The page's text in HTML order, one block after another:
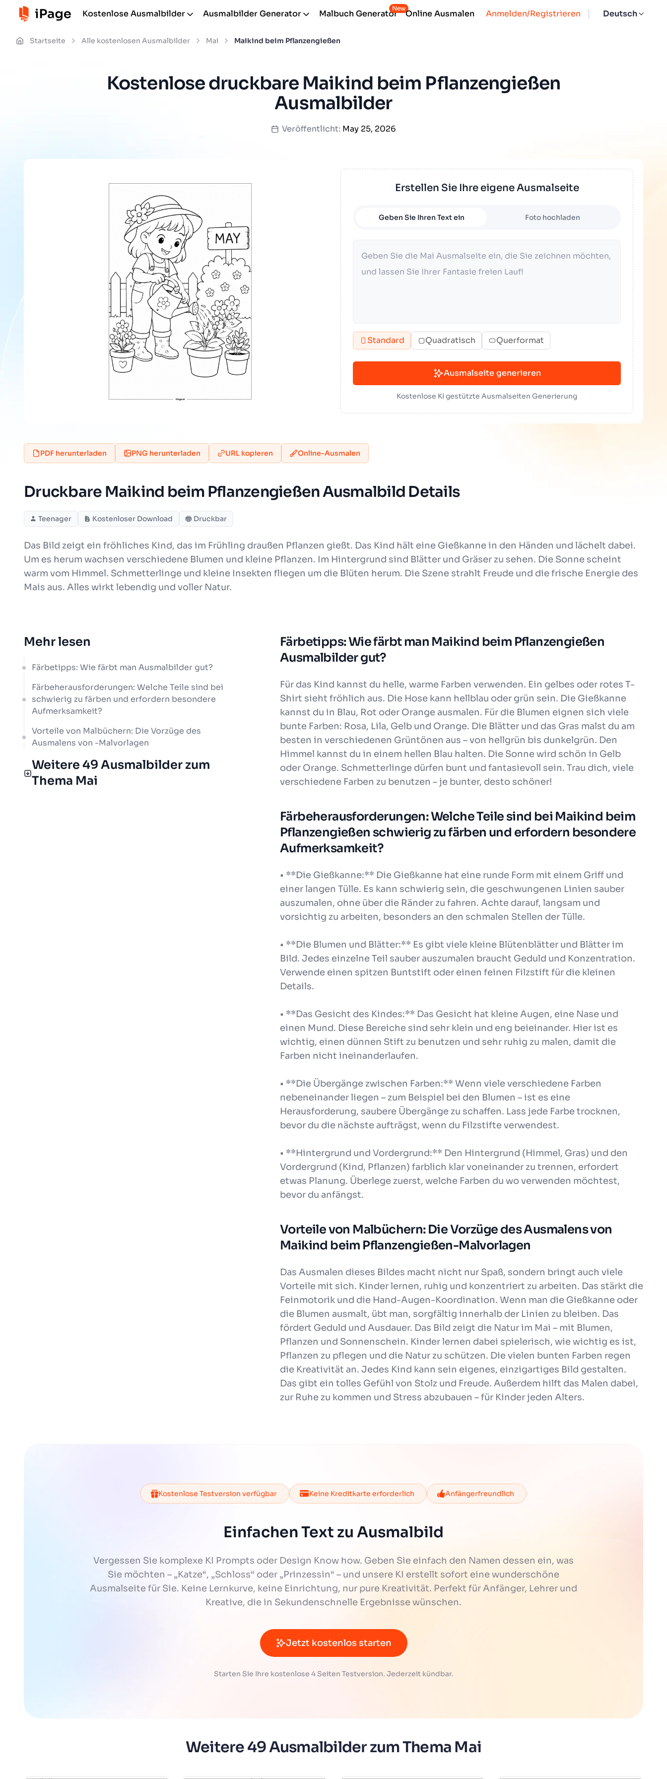
Anmelden/Registrieren Deutsch
Kostenlose Ausmalbilder Ausmalbilder Generator Malbuch Generator
New
Online Ausmalen
Startseite Alle kostenlosen Ausmalbilder Mai Maikind beim Pflanzengießen
Kostenlose druckbare Maikind beim Pflanzengießen
Ausmalbilder
Veröffentlicht: May 25, 2026
Erstellen Sie Ihre eigene Ausmalseite
Geben Sie Ihren Text ein Foto hochladen
Standard Quadratisch Querformat
Ausmalseite generieren
Kostenlose KI gestützte Ausmalseiten Generierung
PDF herunterladen PNG herunterladen URL kopieren Online-Ausmalen
Druckbare Maikind beim Pflanzengießen Ausmalbild Details
Teenager Kostenloser Download Druckbar
Das Bild zeigt ein fröhliches Kind, das im Frühling draußen Pflanzen gießt. Das Kind hält eine Gießkanne in den Händen und lächelt dabei.
Um es herum wachsen verschiedene Blumen und kleine Pflanzen. Im Hintergrund sind Blätter und Gräser zu sehen. Die Sonne scheint
warm vom Himmel. Schmetterlinge und kleine Insekten fliegen um die Blüten herum. Die Szene strahlt Freude und die frische Energie des
Mais aus. Alles wirkt lebendig und voller Natur.
Mehr lesen
Färbetipps: Wie färbt man Ausmalbilder gut?
Färbeherausforderungen: Welche Teile sind bei
schwierig zu färben und erfordern besondere
Aufmerksamkeit?
Vorteile von Malbüchern: Die Vorzüge des
Ausmalens von -Malvorlagen
Weitere 49 Ausmalbilder zum
Thema Mai
Färbetipps: Wie färbt man Maikind beim Pflanzengießen
Ausmalbilder gut?
Für das Kind kannst du helle, warme Farben verwenden. Ein gelbes oder rotes T-
Shirt sieht fröhlich aus. Die Hose kann hellblau oder grün sein. Die Gießkanne
kannst du in Blau, Rot oder Orange ausmalen. Für die Blumen eignen sich viele
bunte Farben: Rosa, Lila, Gelb und Orange. Die Blätter und das Gras malst du am
besten in verschiedenen Grüntönen aus – von hellgrün bis dunkelgrün. Den
Himmel kannst du in einem hellen Blau halten. Die Sonne wird schön in Gelb
oder Orange. Schmetterlinge dürfen bunt und fantasievoll sein. Trau dich, viele
verschiedene Farben zu benutzen – je bunter, desto schöner!
Färbeherausforderungen: Welche Teile sind bei Maikind beim
Pflanzengießen schwierig zu färben und erfordern besondere
Aufmerksamkeit?
• **Die Gießkanne:** Die Gießkanne hat eine runde Form mit einem Griff und
einer langen Tülle. Es kann schwierig sein, die geschwungenen Linien sauber
auszumalen, ohne über die Ränder zu fahren. Achte darauf, langsam und
vorsichtig zu arbeiten, besonders an den schmalen Stellen der Tülle.
• **Die Blumen und Blätter:** Es gibt viele kleine Blütenblätter und Blätter im
Bild. Jedes einzelne Teil sauber auszumalen braucht Geduld und Konzentration.
Verwende einen spitzen Buntstift oder einen feinen Filzstift für die kleinen
Details.
• **Das Gesicht des Kindes:** Das Gesicht hat kleine Augen, eine Nase und
einen Mund. Diese Bereiche sind sehr klein und eng beieinander. Hier ist es
wichtig, einen dünnen Stift zu benutzen und sehr ruhig zu malen, damit die
Farben nicht ineinanderlaufen.
• **Die Übergänge zwischen Farben:** Wenn viele verschiedene Farben
nebeneinander liegen – zum Beispiel bei den Blumen – ist es eine
Herausforderung, saubere Übergänge zu schaffen. Lass jede Farbe trocknen,
bevor du die nächste aufträgst, wenn du Filzstifte verwendest.
• **Hintergrund und Vordergrund:** Den Hintergrund (Himmel, Gras) und den
Vordergrund (Kind, Pflanzen) farblich klar voneinander zu trennen, erfordert
etwas Planung. Überlege zuerst, welche Farben du wo verwenden möchtest,
bevor du anfängst.
Vorteile von Malbüchern: Die Vorzüge des Ausmalens von
Maikind beim Pflanzengießen-Malvorlagen
Das Ausmalen dieses Bildes macht nicht nur Spaß, sondern bringt auch viele
Vorteile mit sich. Kinder lernen, ruhig und konzentriert zu arbeiten. Das stärkt die
Feinmotorik und die Hand-Augen-Koordination. Wenn man die Gießkanne oder
die Blumen ausmalt, übt man, sorgfältig innerhalb der Linien zu bleiben. Das
fördert Geduld und Ausdauer. Das Bild zeigt die Natur im Mai – mit Blumen,
Pflanzen und Sonnenschein. Kinder lernen dabei spielerisch, wie wichtig es ist,
Pflanzen zu pflegen und die Natur zu schützen. Die vielen bunten Farben regen
die Kreativität an. Jedes Kind kann sein eigenes, einzigartiges Bild gestalten.
Das gibt ein tolles Gefühl von Stolz und Freude. Außerdem hilft das Malen dabei,
zur Ruhe zu kommen und Stress abzubauen – für Kinder jeden Alters.
Kostenlose Testversion verfügbar Keine Kreditkarte erforderlich Anfängerfreundlich
Einfachen Text zu Ausmalbild
Vergessen Sie komplexe KI Prompts oder Design Know how. Geben Sie einfach den Namen dessen ein, was
Sie möchten – „Katze“, „Schloss“ oder „Prinzessin“ – und unsere KI erstellt sofort eine wunderschöne
Ausmalseite für Sie. Keine Lernkurve, keine Einrichtung, nur pure Kreativität. Perfekt für Anfänger, Lehrer und
Kreative, die in Sekundenschnelle Ergebnisse wünschen.
Jetzt kostenlos starten
Starten Sie Ihre kostenlose 4 Seiten Testversion. Jederzeit kündbar.
Weitere 49 Ausmalbilder zum Thema Mai